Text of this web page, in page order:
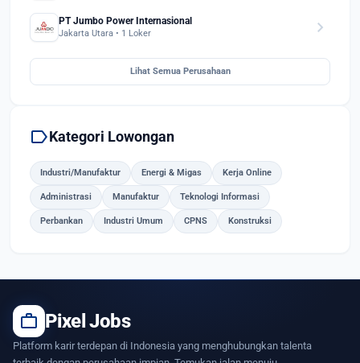
PT Jumbo Power Internasional
Jakarta Utara • 1 Loker chevron_right
Lihat Semua Perusahaan
labelKategori Lowongan
Industri/Manufaktur Energi & Migas Kerja Online
Administrasi Manufaktur Teknologi Informasi
Perbankan Industri Umum CPNS Konstruksi
work Pixel Jobs
Platform karir terdepan di Indonesia yang menghubungkan talenta